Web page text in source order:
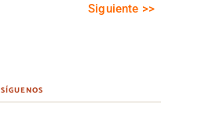
Siguiente >>
SÍGUENOS